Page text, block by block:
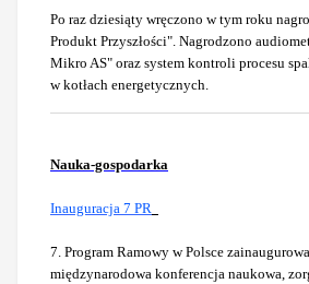
Po raz dziesiąty wręczono w tym roku
Produkt Przyszłości". Nagrodzono
Mikro AS" oraz system kontroli procesu
w kotłach energetycznych.
Nauka-gospodarka
Inauguracja 7 PR
7. Program Ramowy w Polsce
międzynarodowa konferencja naukowa,